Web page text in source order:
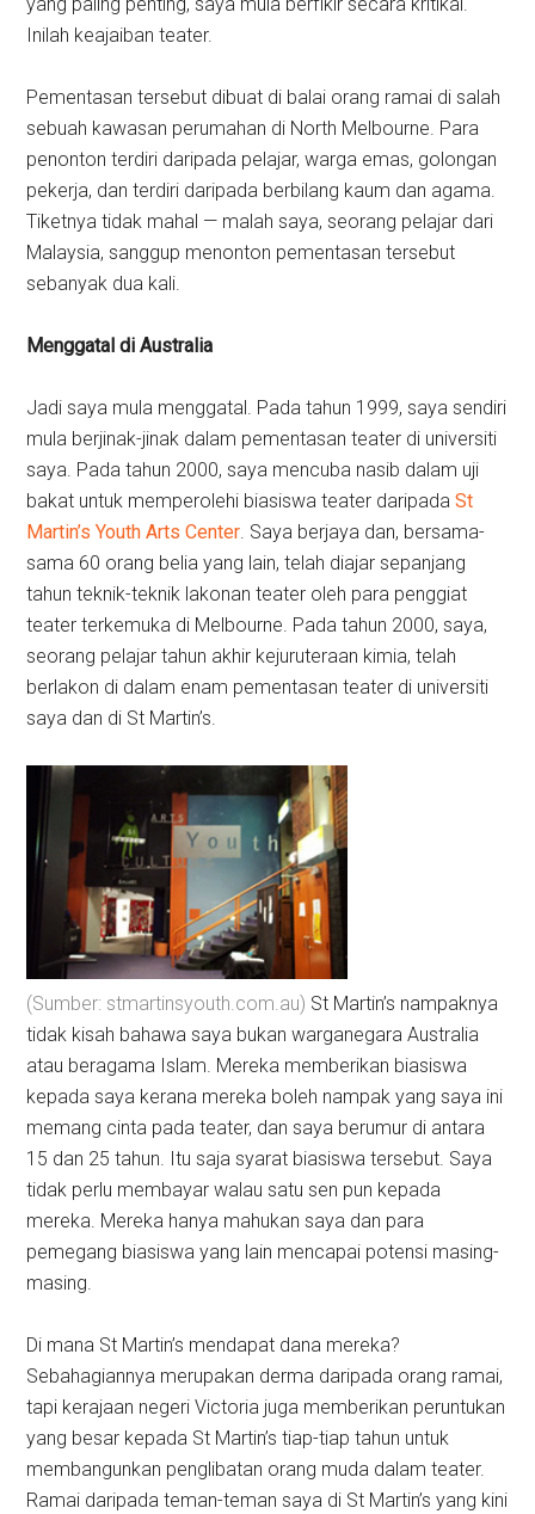
Inilah keajaiban teater.
Pementasan tersebut dibuat di balai orang ramai di salah
sebuah kawasan perumahan di North Melbourne. Para
penonton terdiri daripada pelajar, warga emas, golongan
pekerja, dan terdiri daripada berbilang kaum dan agama.
Tiketnya tidak mahal — malah saya, seorang pelajar dari
Malaysia, sanggup menonton pementasan tersebut
sebanyak dua kali.
Menggatal di Australia
Jadi saya mula menggatal. Pada tahun 1999, saya sendiri
mula berjinak-jinak dalam pementasan teater di universiti
saya. Pada tahun 2000, saya mencuba nasib dalam uji
bakat untuk memperolehi biasiswa teater daripadaSt
Martin’s Youth Arts Center. Saya berjaya dan, bersama-
sama 60 orang belia yang lain, telah diajar sepanjang
tahun teknik-teknik lakonan teater oleh para penggiat
teater terkemuka di Melbourne. Pada tahun 2000, saya,
seorang pelajar tahun akhir kejuruteraan kimia, telah
berlakon di dalam enam pementasan teater di universiti
saya dan di St Martin’s.
(Sumber: stmartinsyouth.com.au) St Martin’s nampaknya
tidak kisah bahawa saya bukan warganegara Australia
atau beragama Islam. Mereka memberikan biasiswa
kepada saya kerana mereka boleh nampak yang saya ini
memang cinta pada teater, dan saya berumur di antara
15 dan 25 tahun. Itu saja syarat biasiswa tersebut. Saya
tidak perlu membayar walau satu sen pun kepada
mereka. Mereka hanya mahukan saya dan para
pemegang biasiswa yang lain mencapai potensi masing-
masing.
Di mana St Martin’s mendapat dana mereka?
Sebahagiannya merupakan derma daripada orang ramai,
tapi kerajaan negeri Victoria juga memberikan peruntukan
yang besar kepada St Martin’s tiap-tiap tahun untuk
membangunkan penglibatan orang muda dalam teater.
Ramai daripada teman-teman saya di St Martin’s yang kini